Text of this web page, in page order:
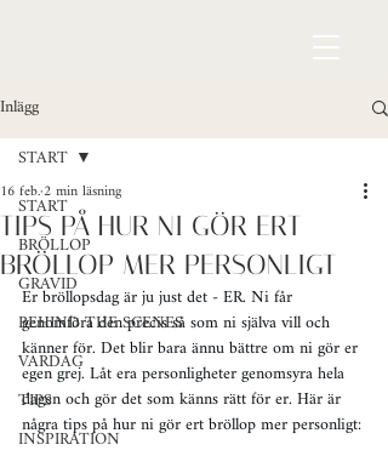
Inlägg
START
BRÖLLOP
GRAVID
BEHIND THE SCENES
VARDAG
TIPS
INSPIRATION
START
TIPS PÅ HUR NI GÖR ERT
BRÖLLOP MER PERSONLIGT
16 feb.2 min läsning
Er bröllopsdag är ju just det - ER. Ni får
genomföra den precis så som ni själva vill och
känner för. Det blir bara ännu bättre om ni gör er
egen grej. Låt era personligheter genomsyra hela
dagen och gör det som känns rätt för er. Här är
några tips på hur ni gör ert bröllop mer personligt: